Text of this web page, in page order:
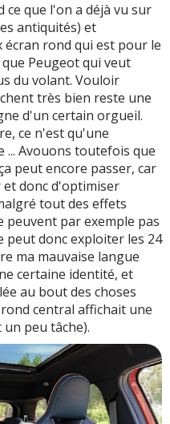
ce que l'on a déjà vu sur
antiquités) et
écran rond qui est pour le
Peugeot qui veut
du volant. Vouloir
très bien reste une
d'un certain orgueil.
ce n'est qu'une
... Avouons toutefois que
peut encore passer, car
donc d'optimiser
tout des effets
peuvent par exemple pas
peut donc exploiter les 24
ma mauvaise langue
certaine identité, et
au bout des choses
central affichait une
peu tâche).